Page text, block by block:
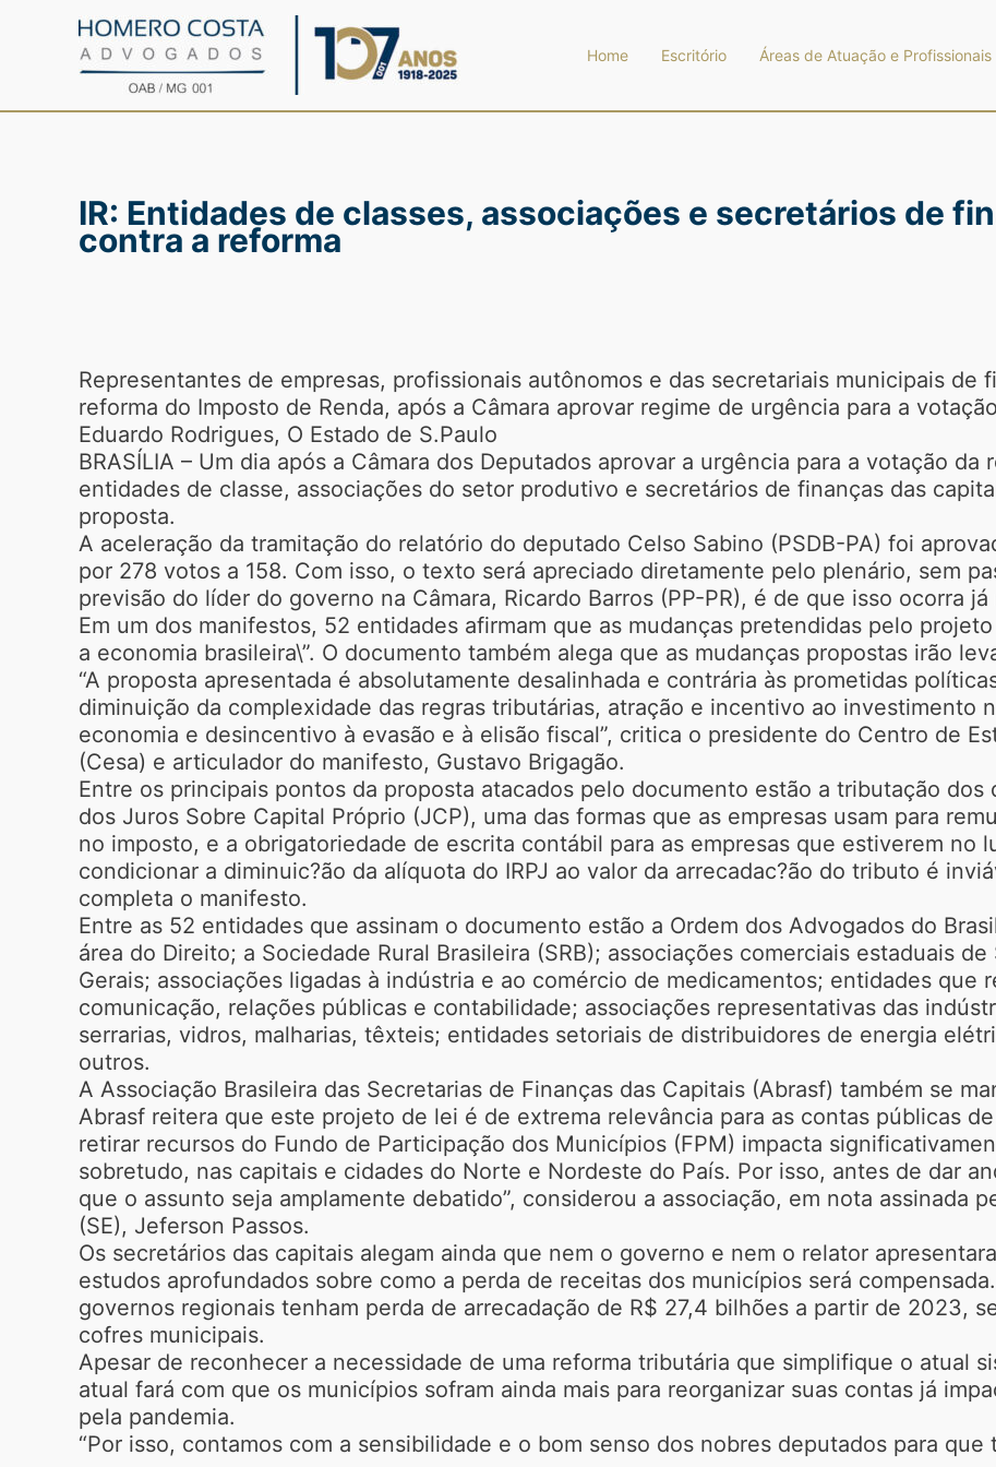
Home Escritório Áreas de Atuação e Profissionais
IR: Entidades de classes, associações e secretários de
contra a reforma
Representantes de empresas, profissionais autônomos e das secretariais municipais de
reforma do Imposto de Renda, após a Câmara aprovar regime de urgência para a
Eduardo Rodrigues, O Estado de S.Paulo
BRASÍLIA – Um dia após a Câmara dos Deputados aprovar a urgência para a votação da
entidades de classe, associações do setor produtivo e secretários de finanças das
proposta.
A aceleração da tramitação do relatório do deputado Celso Sabino (PSDB-PA) foi
por 278 votos a 158. Com isso, o texto será apreciado diretamente pelo plenário, sem
previsão do líder do governo na Câmara, Ricardo Barros (PP-PR), é de que isso ocorra já
Em um dos manifestos, 52 entidades afirmam que as mudanças pretendidas pelo
a economia brasileira\”. O documento também alega que as mudanças propostas irão
“A proposta apresentada é absolutamente desalinhada e contrária às prometidas
diminuição da complexidade das regras tributárias, atração e incentivo ao investimento
economia e desincentivo à evasão e à elisão fiscal”, critica o presidente do Centro de
(Cesa) e articulador do manifesto, Gustavo Brigagão.
Entre os principais pontos da proposta atacados pelo documento estão a tributação
dos Juros Sobre Capital Próprio (JCP), uma das formas que as empresas usam para
no imposto, e a obrigatoriedade de escrita contábil para as empresas que estiverem no
condicionar a diminuic?ão da alíquota do IRPJ ao valor da arrecadac?ão do tributo é
completa o manifesto.
Entre as 52 entidades que assinam o documento estão a Ordem dos Advogados do
área do Direito; a Sociedade Rural Brasileira (SRB); associações comerciais estaduais
Gerais; associações ligadas à indústria e ao comércio de medicamentos; entidades que
comunicação, relações públicas e contabilidade; associações representativas das
serrarias, vidros, malharias, têxteis; entidades setoriais de distribuidores de energia
outros.
A Associação Brasileira das Secretarias de Finanças das Capitais (Abrasf) também se
Abrasf reitera que este projeto de lei é de extrema relevância para as contas públicas
retirar recursos do Fundo de Participação dos Municípios (FPM) impacta
sobretudo, nas capitais e cidades do Norte e Nordeste do País. Por isso, antes de dar
que o assunto seja amplamente debatido”, considerou a associação, em nota assinada
(SE), Jeferson Passos.
Os secretários das capitais alegam ainda que nem o governo e nem o relator
estudos aprofundados sobre como a perda de receitas dos municípios será
governos regionais tenham perda de arrecadação de R$ 27,4 bilhões a partir de 2023,
cofres municipais.
Apesar de reconhecer a necessidade de uma reforma tributária que simplifique o atual
atual fará com que os municípios sofram ainda mais para reorganizar suas contas já
pela pandemia.
“Por isso, contamos com a sensibilidade e o bom senso dos nobres deputados para